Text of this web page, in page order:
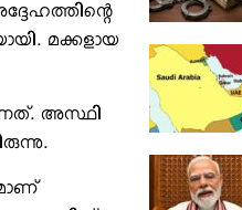
മക്കളായ
അസ്ഥി